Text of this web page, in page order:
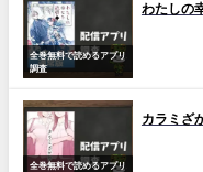
全巻無料で読めるアプリ
調査
わたしの
全巻無料で読めるアプリ
カラミざ